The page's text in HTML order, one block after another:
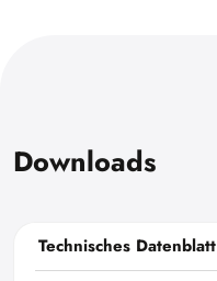
Downloads
Technisches Datenblatt